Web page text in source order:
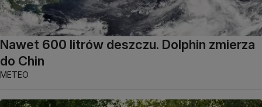
Nawet 600 litrów deszczu. Dolphin zmierza
do Chin
METEO